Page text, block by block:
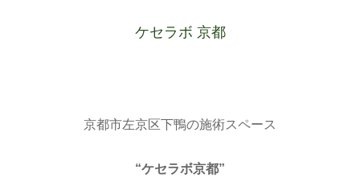
ケセラボ 京都
京都市左京区下鴨の施術スペース
“ケセラボ京都”